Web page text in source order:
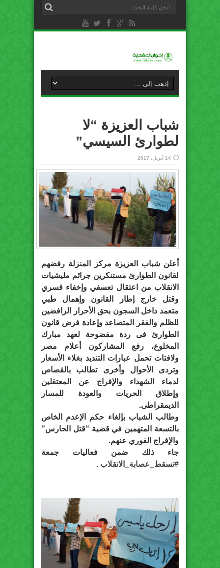
شباب العزيزة “لا
لطوارئ السيسي”
14 أبريل، 2017
أعلن شباب العزيزة مركز المنزلة رفضهم
لقانون الطوارئ مستنكرين جرائم مليشيات
الانقلاب من اعتقال تعسفي وإخفاء قسري
وقتل خارج إطار القانون وإهمال طبي
متعمد داخل السجون بحق الأحرار الرافضين
للظلم والفقر المتصاعد وإعادة فرض قانون
الطوارئ فى ردة مفضوحة لعهد مبارك
المخلوع، رفع المشاركون أعلام مصر
ولافتات تحمل عبارات التنديد بغلاء الأسعار
وتردى الأحوال وأخرى تطالب بالقصاص
لدماء الشهداء والإفراج عن المعتقلين
وإطلاق الحريات والعودة للمسار
الديمقراطى.
وطالب الشباب بإلغاء حكم الإعدم الخاص
بالتسعة المتهمين في قضية “قتل الحارس”
والإفراج الفوري عنهم.
جاء ذلك ضمن فعاليات جمعة
#تسقط_عصابة_الانقلاب .